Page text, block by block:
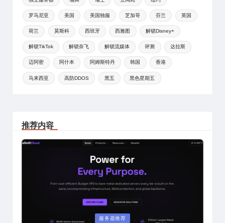
罗马尼亚 美国 美国独服 芝加哥 芬兰 英国
荷兰 莫斯科 西班牙 西雅图 解锁Disney+
解锁TikTok 解锁奈飞 解锁流媒体 评测 达拉斯
迈阿密 阿什本 阿姆斯特丹 韩国 香港
马来西亚 高防DDOS 黑五 黑色星期五
推荐内容
Posted
服务器推荐